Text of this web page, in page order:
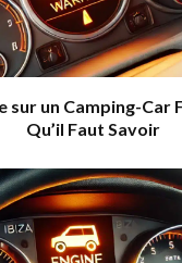
sur un Camping-Car
Qu’il Faut Savoir